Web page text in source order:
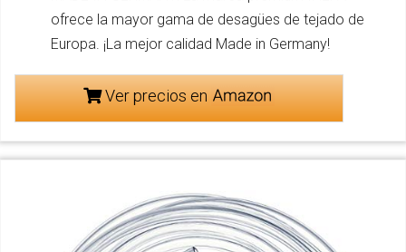
ofrece la mayor gama de desagües de tejado de
Europa. ¡La mejor calidad Made in Germany!
Ver precios en